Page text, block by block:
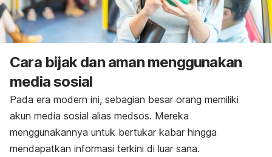
Cara bijak dan aman menggunakan
media sosial
Pada era modern ini, sebagian besar orang memiliki
akun media sosial alias medsos. Mereka
menggunakannya untuk bertukar kabar hingga
mendapatkan informasi terkini di luar sana.